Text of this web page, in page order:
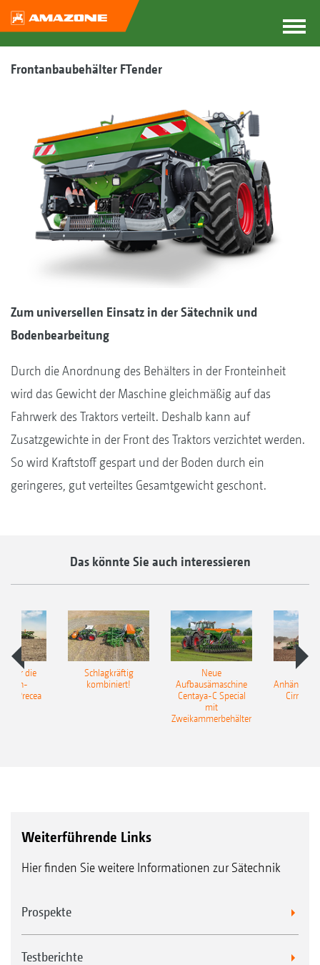
Frontanbaubehälter FTender
Zum universellen Einsatz in der Sätechnik und
Bodenbearbeitung
Durch die Anordnung des Behälters in der Fronteinheit
wird das Gewicht der Maschine gleichmäßig auf das
Fahrwerk des Traktors verteilt. Deshalb kann auf
Zusatzgewichte in der Front des Traktors verzichtet werden.
So wird Kraftstoff gespart und der Boden durch ein
geringeres, gut verteiltes Gesamtgewicht geschont.
Das könnte Sie auch interessieren
für die
Precea
Schlagkräftig
kombiniert!
Neue
Aufbausämaschine
Centaya-C Special
mit
Zweikammerbehälter
Cirrus
Weiterführende Links
Hier finden Sie weitere Informationen zur Sätechnik
Prospekte
Testberichte